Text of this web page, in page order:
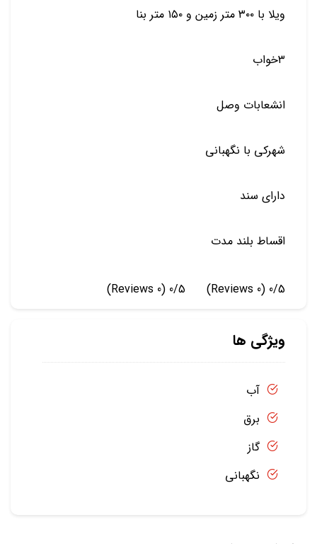
ویلا با ۳۰۰ متر زمین و ۱۵۰ متر بنا
۳خواب
انشعابات وصل
شهرکی با نگهبانی
دارای سند
اقساط بلند مدت
0/5
(0 Reviews)
0/5
(0 Reviews)
ویژگی ها
آب
برق
گاز
نگهبانی